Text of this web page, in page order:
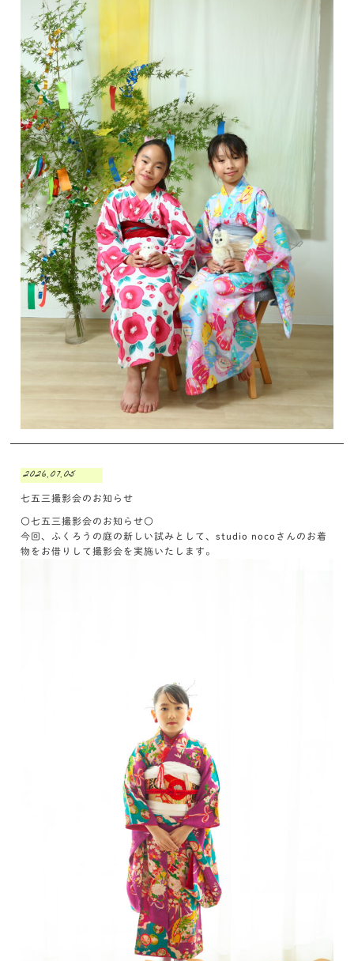
2026.07.05
七五三撮影会のお知らせ
〇七五三撮影会のお知らせ〇
今回、ふくろうの庭の新しい試みとして、studio nocoさんのお着
物をお借りして撮影会を実施いたします。